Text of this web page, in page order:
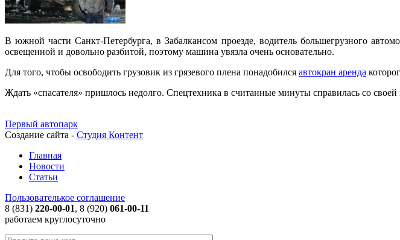
В южной части Санкт-Петербурга, в Забалкансом проезде, водитель большегрузного
освещенной и довольно разбитой, поэтому машина увязла очень основательно.
Для того, чтобы освободить грузовик из грязевого плена понадобился автокран аренда
Ждать «спасателя» пришлось недолго. Спецтехника в считанные минуты справилась со своей
Первый автопарк
Создание сайта - Студия Контент
Главная
Новости
Статьи
Пользователькое соглашение
8 (831) 220-00-01, 8 (920) 061-00-11
работаем круглосуточно